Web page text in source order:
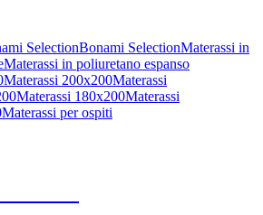
SelectionBonami SelectionMaterassi in
Materassi in poliuretano espanso
Materassi 200x200Materassi
Materassi 180x200Materassi
Materassi per ospiti